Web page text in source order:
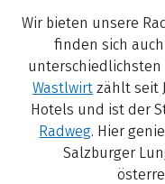
Wir bieten unsere
finden sich
unterschiedlichsten
Wastlwirtzählt seit
Hotels und ist der
Radweg. Hier
Salzburger